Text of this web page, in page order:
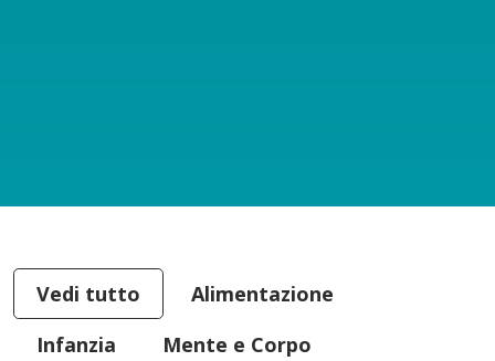
Vedi tutto
Alimentazione
Infanzia
Mente e Corpo